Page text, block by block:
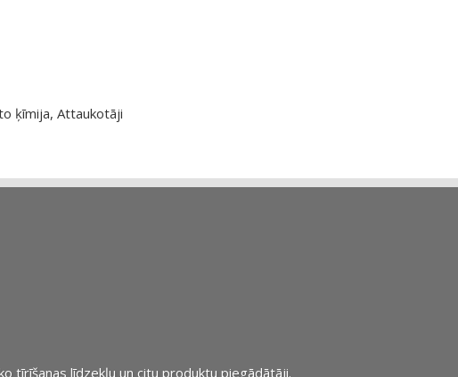
ķīmija, Attaukotāji
tīrīšanas līdzekļu un citu produktu piegādātāji.